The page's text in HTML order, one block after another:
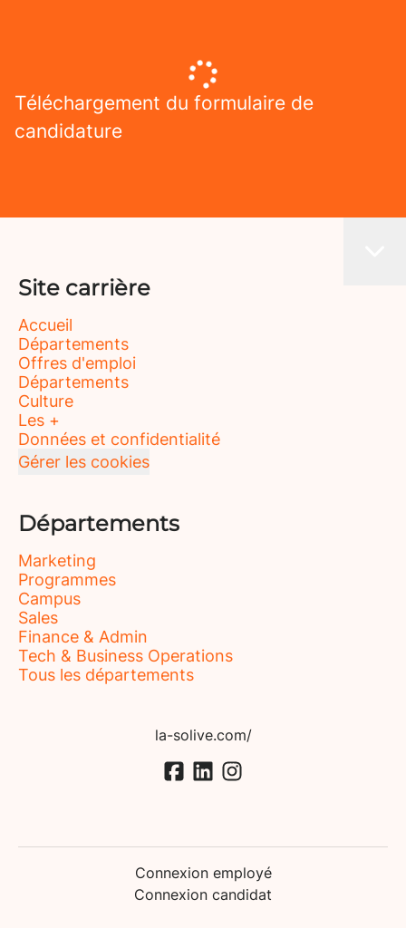
Téléchargement du formulaire de
candidature
Site carrière
Accueil
Départements
Offres d'emploi
Départements
Culture
Les +
Données et confidentialité
Gérer les cookies
Départements
Marketing
Programmes
Campus
Sales
Finance & Admin
Tech & Business Operations
Tous les départements
la-solive.com/
Connexion employé
Connexion candidat